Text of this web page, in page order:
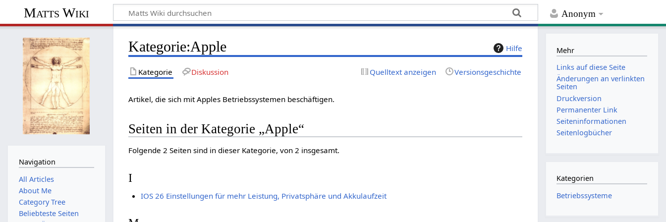
Anonym
Matts Wiki
Hilfe
Kategorie:Apple
Kategorie Diskussion Quelltext anzeigen Versionsgeschichte
Artikel, die sich mit Apples Betriebssystemen beschäftigen.
Seiten in der Kategorie „Apple“
Folgende 2 Seiten sind in dieser Kategorie, von 2 insgesamt.
I
IOS 26 Einstellungen für mehr Leistung, Privatsphäre und Akkulaufzeit
Navigation
All Articles
About Me
Category Tree
Beliebteste Seiten
Mehr
Links auf diese Seite
Änderungen an verlinkten
Seiten
Druckversion
Permanenter Link
Seiten­­informationen
Seitenlogbücher
Kategorien
Betriebssysteme